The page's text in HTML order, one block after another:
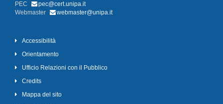
PEC
pec@cert.unipa.it
Webmaster
webmaster@unipa.it
Accessibilità
Orientamento
Ufficio Relazioni con il Pubblico
Credits
Mappa del sito